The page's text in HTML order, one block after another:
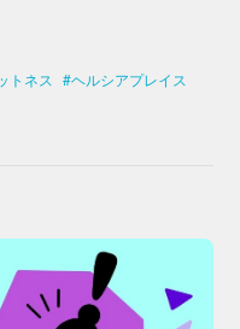
トネス ヘルシアプレイス